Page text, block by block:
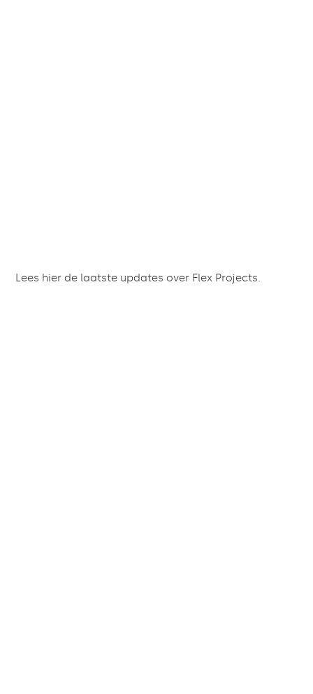
Lees hier de laatste updates over Flex Projects.